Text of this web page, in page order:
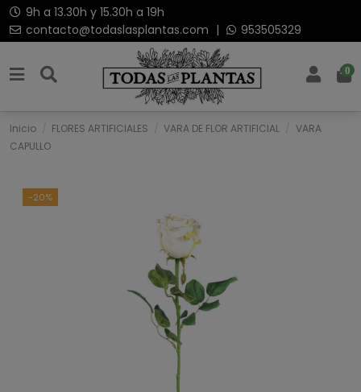
9h a 13.30h y 15.30h a 19h
contacto@todaslasplantas.com | 953505329
0
Inicio FLORES ARTIFICIALES VARA DE FLOR ARTIFICIAL
VARA
CAPULLO
-20%